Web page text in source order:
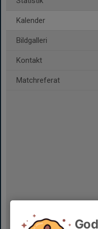
Kalender
Bildgalleri
Kontakt
Matchreferat